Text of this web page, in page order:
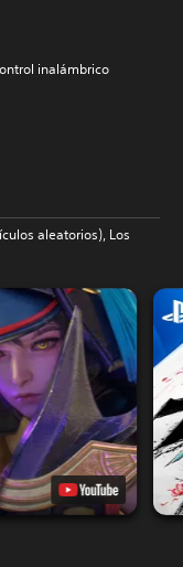
inalámbrico
aleatorios), Los